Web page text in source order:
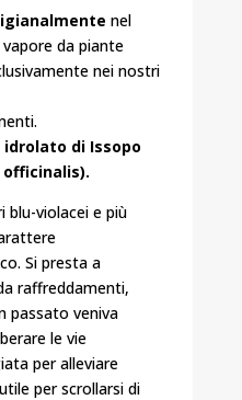
nel
da piante
nei nostri
idrolato di Issopo
blu-violacei e più
Si presta a
raffreddamenti,
passato veniva
le vie
per alleviare
per scrollarsi di